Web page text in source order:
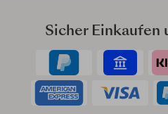
Sicher Einkaufen